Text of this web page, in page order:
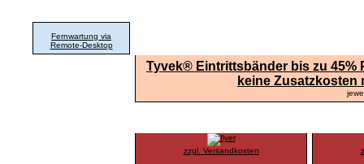
Fernwartung via
Remote-Desktop
Tyvek® Eintrittsbänder bis zu 45%
keine
zzgl. Versandkosten